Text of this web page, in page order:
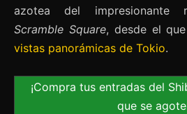
azotea del impresionante
Scramble Square, desde el
vistas panorámicas de Tokio.
¡Compra tus entradas del
que se